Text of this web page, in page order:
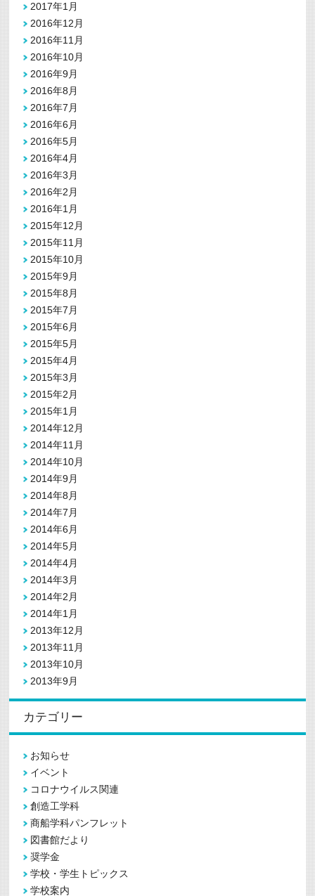
2017年1月
2016年12月
2016年11月
2016年10月
2016年9月
2016年8月
2016年7月
2016年6月
2016年5月
2016年4月
2016年3月
2016年2月
2016年1月
2015年12月
2015年11月
2015年10月
2015年9月
2015年8月
2015年7月
2015年6月
2015年5月
2015年4月
2015年3月
2015年2月
2015年1月
2014年12月
2014年11月
2014年10月
2014年9月
2014年8月
2014年7月
2014年6月
2014年5月
2014年4月
2014年3月
2014年2月
2014年1月
2013年12月
2013年11月
2013年10月
2013年9月
カテゴリー
お知らせ
イベント
コロナウイルス関連
創造工学科
商船学科パンフレット
図書館だより
奨学金
学校・学生トピックス
学校案内